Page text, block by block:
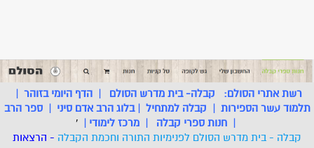
רשת אתרי הסולם: קבלה- בית מדרש הסולם |הדף היומי בזוהר |
תלמוד עשר הספירות | קבלה למתחיל |בלוג הרב אדם סיני |ספר הרב
| חנות ספרי קבלה | מרכז לימודי |
'
קבלה - בית מדרש הסולם לפנימיות התורה וחכמת הקבלה - הרצאות